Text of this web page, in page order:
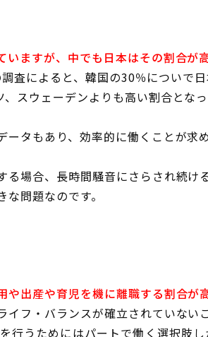
ますが、中でも日本はその割合が
査によると、韓国の30％についで日
スウェーデンよりも高い割合となっ
タもあり、効率的に働くことが求
場合、長時間騒音にさらされ続け
問題なのです。
や出産や育児を機に離職する割合が
フ・バランスが確立されていない
行うためにはパートで働く選択肢